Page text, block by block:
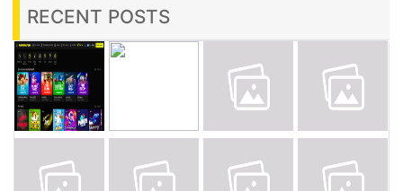
RECENT POSTS